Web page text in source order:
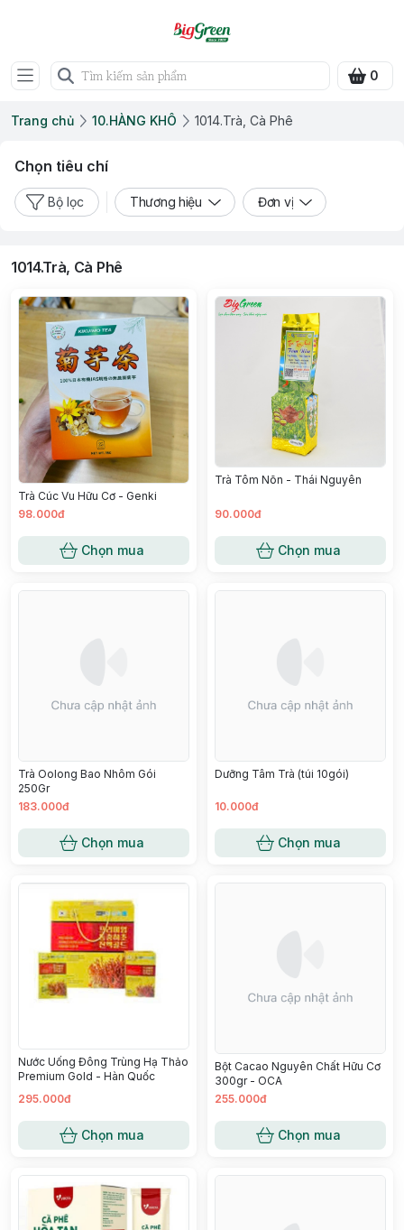
0
Trang chủ 10.HÀNG KHÔ 1014.Trà, Cà Phê
Chọn tiêu chí
Bộ lọc Thương hiệu Đơn vị
1014.Trà, Cà Phê
Trà Cúc Vu Hữu Cơ - Genki
98.000đ
Chọn mua
Trà Tôm Nõn - Thái Nguyên
90.000đ
Chọn mua
Trà Oolong Bao Nhôm Gói
250Gr
183.000đ
Chọn mua
Dưỡng Tâm Trà (túi 10gói)
10.000đ
Chọn mua
Nước Uống Đông Trùng Hạ Thảo
Premium Gold - Hàn Quốc
295.000đ
Chọn mua
Bột Cacao Nguyên Chất Hữu Cơ
300gr - OCA
255.000đ
Chọn mua